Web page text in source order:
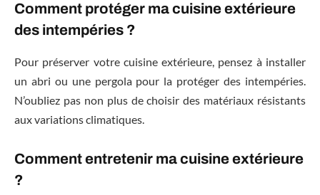
Comment protéger ma cuisine extérieure
des intempéries ?
Pour préserver votre cuisine extérieure, pensez à installer
un abri ou une pergola pour la protéger des intempéries.
N’oubliez pas non plus de choisir des matériaux résistants
aux variations climatiques.
Comment entretenir ma cuisine extérieure
?